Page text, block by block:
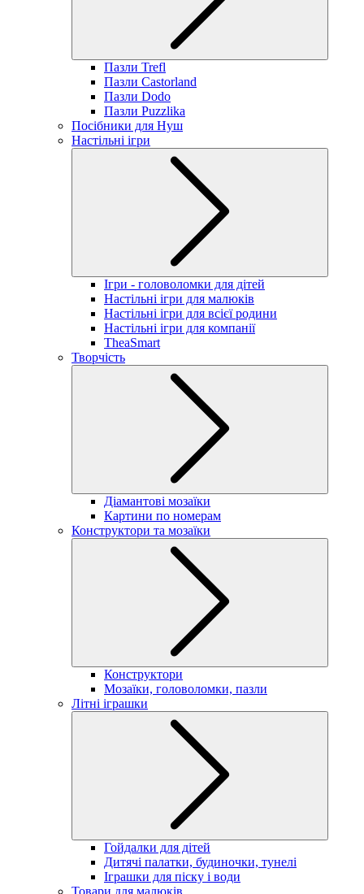
Пазли Trefl
Пазли Castorland
Пазли Dodo
Пазли Puzzlika
Посібники для Нуш
Настільні ігри
Ігри - головоломки для дітей
Настільні ігри для малюків
Настільні ігри для всієї родини
Настільні ігри для компанії
TheaSmart
Творчість
Діамантові мозаїки
Картини по номерам
Конструктори та мозаїки
Конструктори
Мозаїки, головоломки, пазли
Літні іграшки
Гойдалки для дітей
Дитячі палатки, будиночки, тунелі
Іграшки для піску і води
Товари для малюків